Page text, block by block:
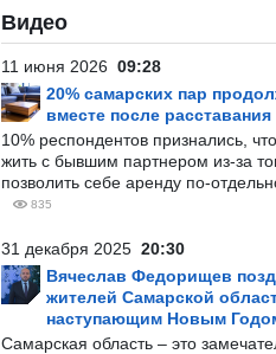
Видео
11 июня 2026 09:28
20% самарских пар
вместе после расставания
10% респондентов признались,
жить с бывшим партнером из-за
позволить себе аренду по-
835
31 декабря 2025 20:30
Вячеслав Федорищев
жителей Самарской
наступающим Новым
Самарская область – это